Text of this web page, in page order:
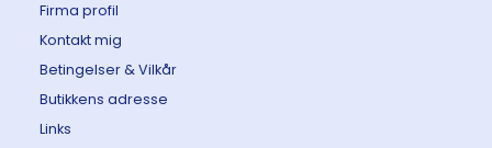
Firma profil
Kontakt mig
Betingelser & Vilkår
Butikkens adresse
Links